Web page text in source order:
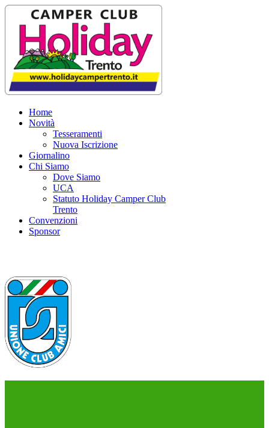
Home
Novità
Tesseramenti
Nuova Iscrizione
Giornalino
Chi Siamo
Dove Siamo
UCA
Statuto Holiday Camper Club
Trento
Convenzioni
Sponsor